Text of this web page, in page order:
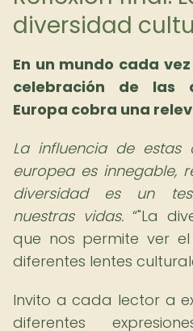
diversidad
En un mundo cada
celebración de las
Europa cobra una
La influencia de estas
europea es innegable,
diversidad es un
nuestras vidas.
"La
que nos permite ver
diferentes lentes
Invito a cada lector a
diferentes